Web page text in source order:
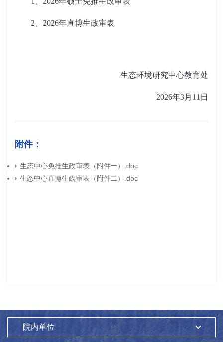
2 2026年直博生政审表
生态环境研究中心教育处
2026年3月 11 日
附件：
生态中心免推生政审表（附件一）.doc
生态中心直博生政审表（附件二）.doc
院内单位